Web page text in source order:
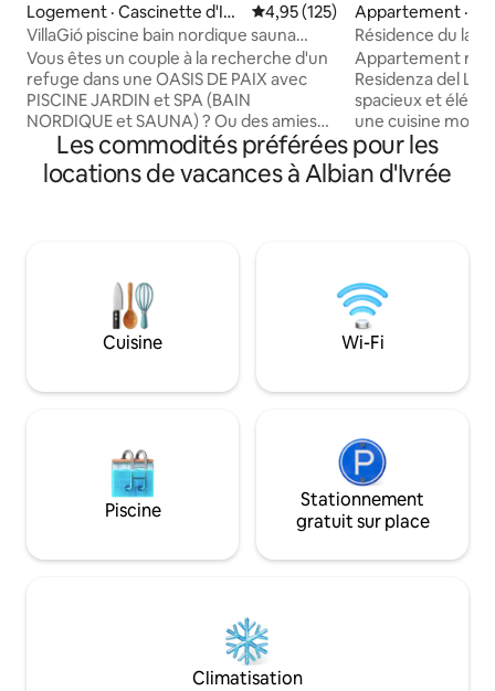
Logement · Cascinette d'Ivr
ea
Note moyenne de 4,95 sur 5,
4,95 (125)
VillaGió piscine bain nordique sauna
usage exclusif
Vous êtes un couple à la recherche d'un
refuge dans une OASIS DE PAIX avec
PISCINE JARDIN et SPA (BAIN
NORDIQUE et SAUNA) ? Ou des amies
pour un WEEK-END différent ? Ou pour
un ANNIVERSAIRE? Ou pour un
ANNIVERSAIRE? Ou pour un WEEK-END
ÉQUIPÉE ! Par temps pluvieux et froid…
détente, bulles, chaleur et cocooning
dans notre spa et notre salle
d'entraînement. Il s’agit d’une maison
de verdure, à l’usage EXCLUSIF de nos
Appartement ·
Résidence du lac
Appartement
Residenza del
spacieux et
une cuisine
équipée ainsi
un canapé et une
nuit se compose
sèche-cheveux,
gratuits et de serviettes. Il y
stationnement
mètres de
Les commodités préférées pour les
locations de vacances à Albian d'Ivrée
Cuisine Wi-Fi
Piscine
Stationnement
gratuit sur place
Climatisation